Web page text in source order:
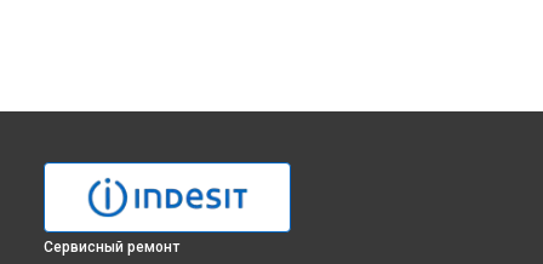
Сервисный ремонт